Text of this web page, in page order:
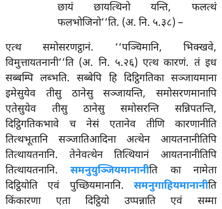
छायं छायत्थिनो यन्ति, फलत्थं
फलभोजिनो’’ति. (अ. नि. ५.३८) –
एत्थ समोसरणट्ठानं. ‘‘पञ्चिमानि, भिक्खवे,
विमुत्तायतनानी’’ति (अ. नि. ५.२६) एत्थ कारणं. तं इध
सब्बम्पि लब्भति. सब्बेपि हि दिट्ठिगतिका सञ्जायमाना
इमेसुयेव तीसु ठानेसु सञ्जायन्ति, समोसरणमानापि
एतेसुयेव तीसु ठानेसु समोसरन्ति सन्निपतन्ति,
दिट्ठिगतिकभावे च नेसं एतानेव तीणि कारणानीति
तित्थभूतानि सञ्जातिआदिना अत्थेन आयतनानीतिपि
तित्थायतनानि. तेनेवत्थेन तित्थियानं आयतनानीतिपि
तित्थायतनानि.समनुयुञ्जियमानानीति का नामेता
दिट्ठियोति एवं पुच्छियमानानि. समनुगाहियमानानीति
किंकारणा एता दिट्ठियो उप्पन्नाति एवं सम्मा